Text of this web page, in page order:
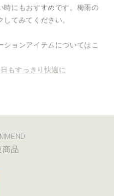
時にもおすすめです。梅雨の
てみてください。
ョンアイテムについてはこ
もすっきり快適に
商品